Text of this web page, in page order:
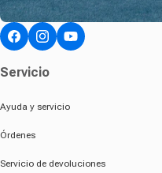
facebookInstagramyoutube
Servicio
Ayuda y servicio
Órdenes
Servicio de devoluciones